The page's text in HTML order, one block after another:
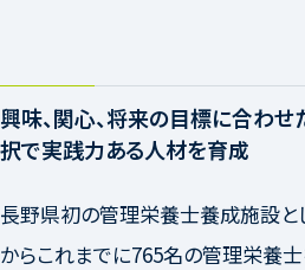
興味、関心、将来の目標に合わ
択で実践力ある人材を育成
長野県初の管理栄養士養成施設と
からこれまでに765名の管理栄養